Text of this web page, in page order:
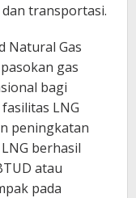
transportasi.
Natural Gas
gas
bagi
LNG
peningkatan
berhasil
atau
pada